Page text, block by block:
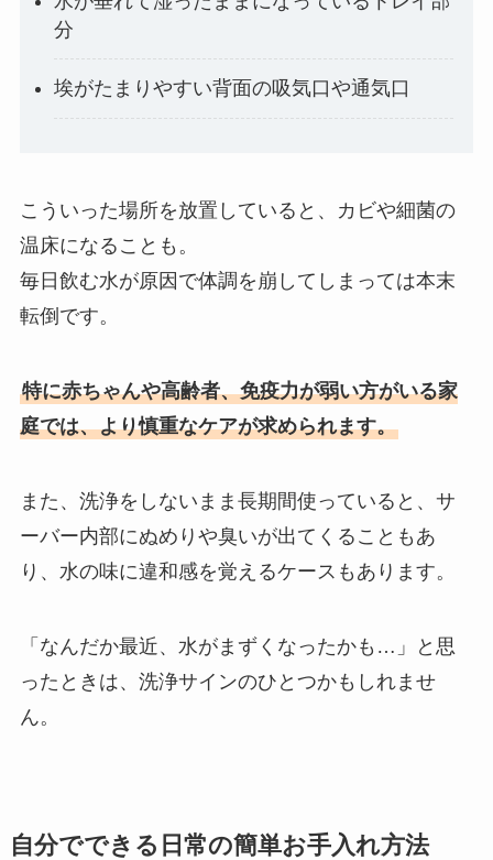
分
埃がたまりやすい背面の吸気口や通気口
こういった場所を放置していると、カビや細菌の
温床になることも。
毎日飲む水が原因で体調を崩してしまっては本末
転倒です。
特に赤ちゃんや高齢者、免疫力が弱い方がいる家
庭では、より慎重なケアが求められます。
また、洗浄をしないまま長期間使っていると、サ
ーバー内部にぬめりや臭いが出てくることもあ
り、水の味に違和感を覚えるケースもあります。
「なんだか最近、水がまずくなったかも…」と思
ったときは、洗浄サインのひとつかもしれませ
ん。
自分でできる日常の簡単お手入れ方法